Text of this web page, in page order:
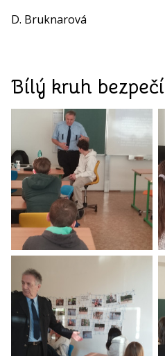
D. Bruknarová
Bílý kruh bezpečí